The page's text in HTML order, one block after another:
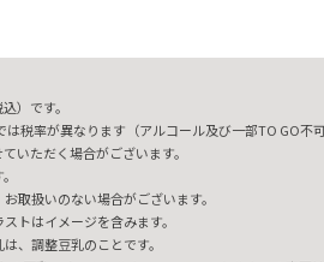
）です。
税率が異なります（アルコール及び一部TO GO不
いただく場合がございます。
取扱いのない場合がございます。
トはイメージを含みます。
、調整豆乳のことです。